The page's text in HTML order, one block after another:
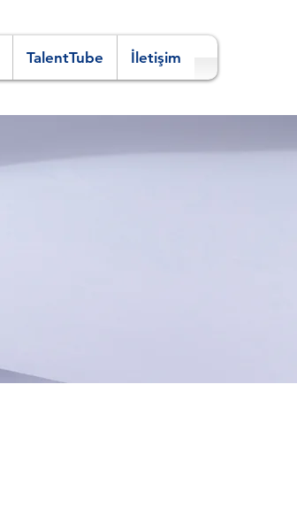
TalentTube İletişim